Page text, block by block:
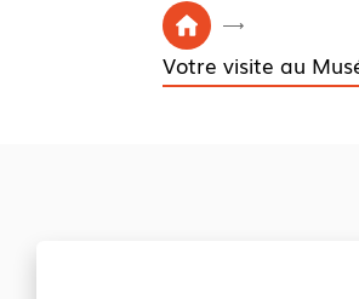
V
o
u
P
a
Votre visite au